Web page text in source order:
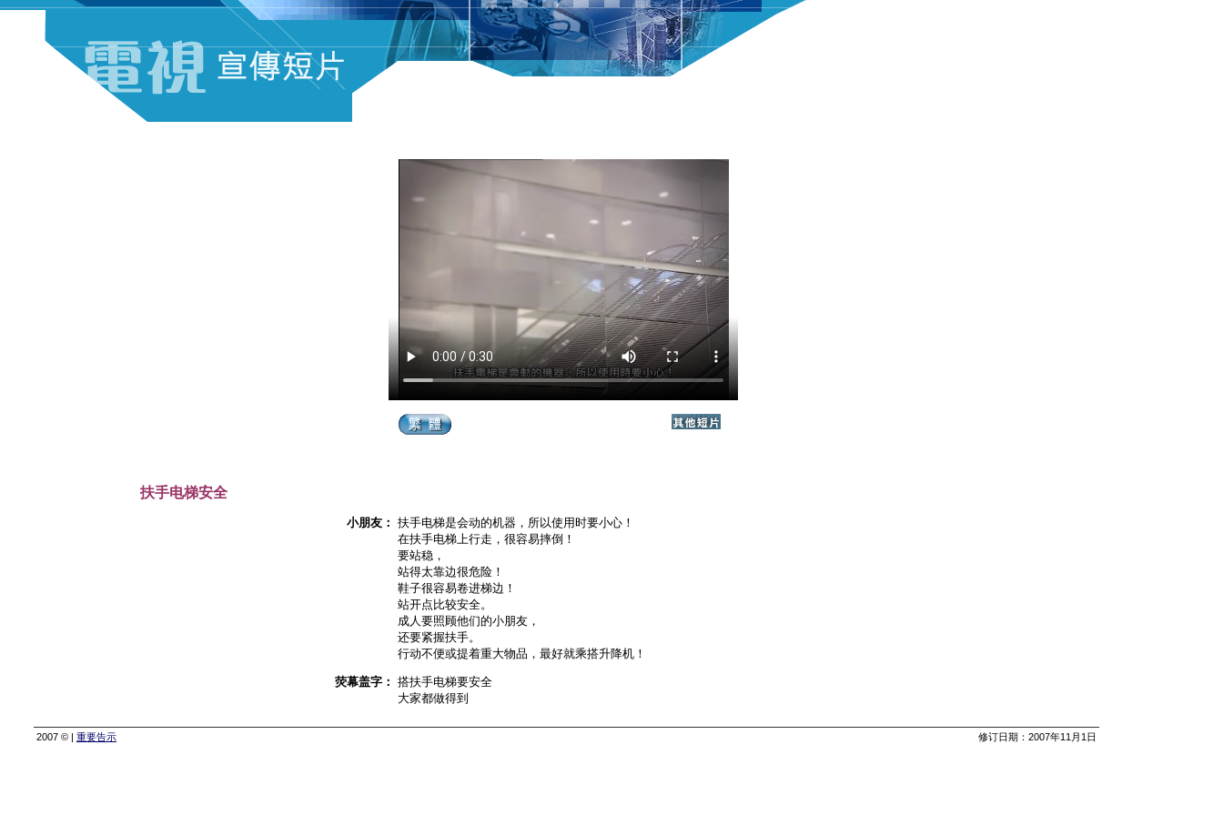
扶手电梯安全
小朋友： 扶手电梯是会动的机器，所以使用时要小心！
在扶手电梯上行走，很容易摔倒！
要站稳，
站得太靠边很危险！
鞋子很容易卷进梯边！
站开点比较安全。
成人要照顾他们的小朋友，
还要紧握扶手。
行动不便或提着重大物品，最好就乘搭升降机！
荧幕盖字： 搭扶手电梯要安全
大家都做得到
2007 © | 重要告示 修订日期：2007年11月1日